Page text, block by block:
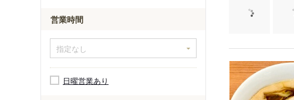
営業時間
日曜営業あり